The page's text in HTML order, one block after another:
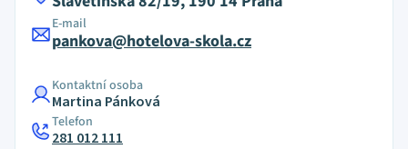
E-mail
pankova@hotelova-skola.cz
Kontaktní osoba
Martina Pánková
Telefon
281 012 111